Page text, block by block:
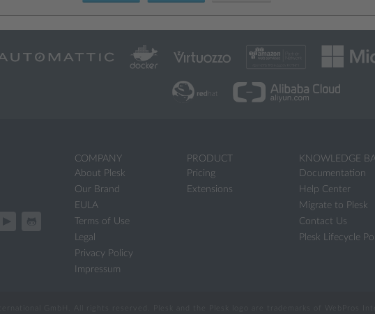
COMPANY
About Plesk
Our Brand
EULA
Terms of Use
Legal
Privacy Policy
Impressum
PRODUCT
Pricing
Extensions
KNOWLEDGE
Documentation
Help Center
Migrate to Plesk
Contact Us
Plesk Lifecycle